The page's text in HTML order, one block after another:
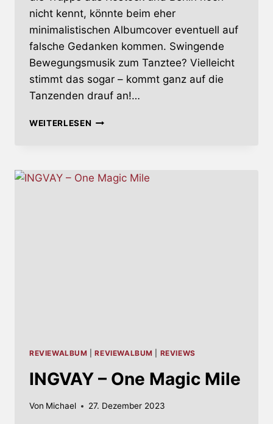
nicht kennt, könnte beim eher
minimalistischen Albumcover eventuell auf
falsche Gedanken kommen. Swingende
Bewegungsmusik zum Tanztee? Vielleicht
stimmt das sogar – kommt ganz auf die
Tanzenden drauf an!…
WEITERLESENCOOGANS
REVIEWALBUM |REVIEWALBUM REVIEWS
INGVAY – One Magic Mile
Von Michael 27. Dezember 2023